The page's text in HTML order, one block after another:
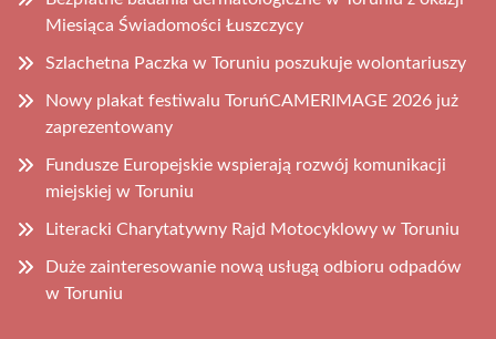
Miesiąca Świadomości Łuszczycy
Szlachetna Paczka w Toruniu poszukuje wolontariuszy
Nowy plakat festiwalu ToruńCAMERIMAGE 2026 już
zaprezentowany
Fundusze Europejskie wspierają rozwój komunikacji
miejskiej w Toruniu
Literacki Charytatywny Rajd Motocyklowy w Toruniu
Duże zainteresowanie nową usługą odbioru odpadów
w Toruniu